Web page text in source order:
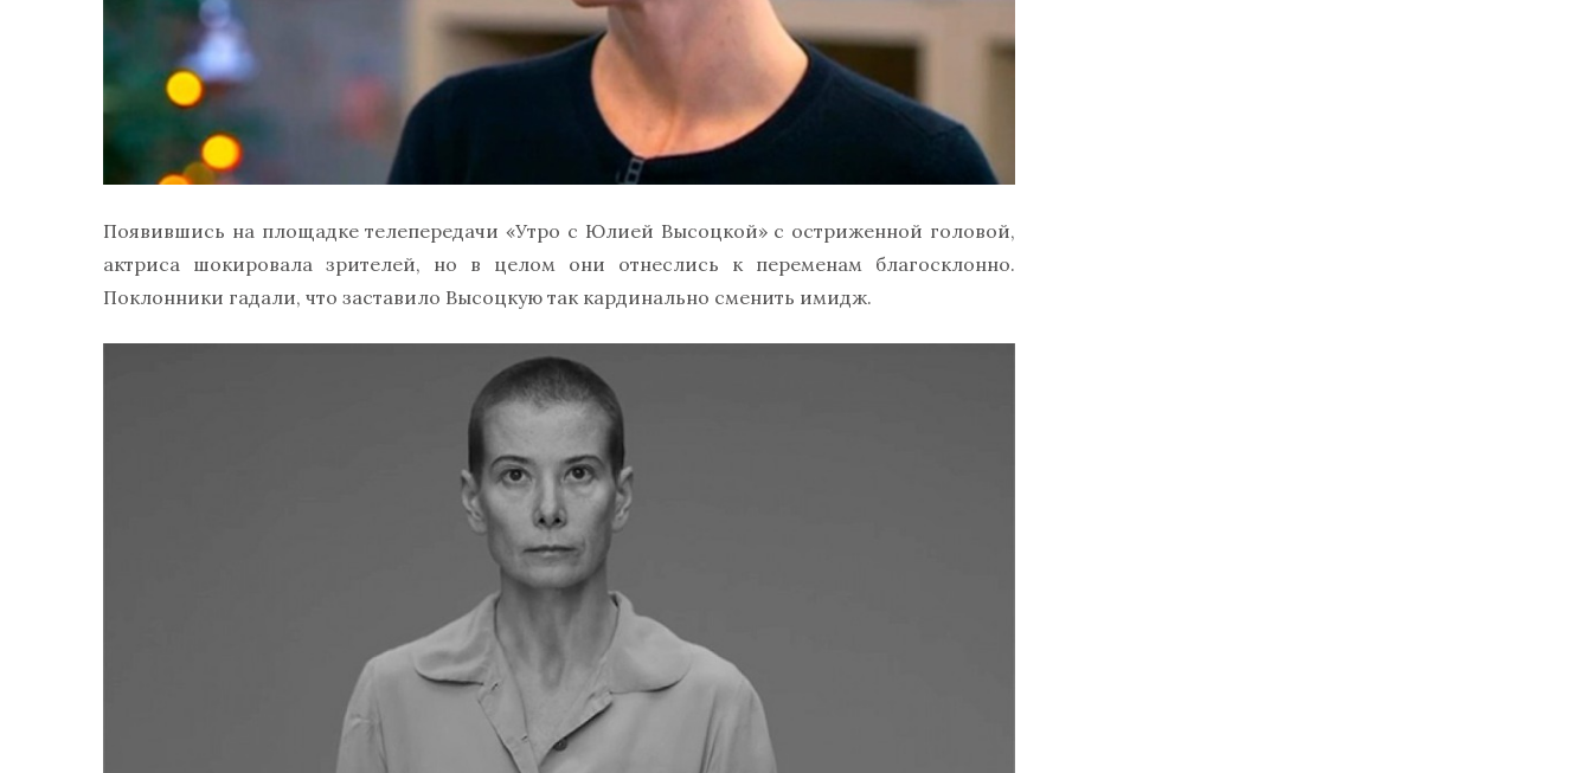
Появившись на площадке телепередачи «Утро с Юлией Высоцкой» с остриженной головой,
актриса шокировала зрителей, но в целом они отнеслись к переменам благосклонно.
Поклонники гадали, что заставило Высоцкую так кардинально сменить имидж.